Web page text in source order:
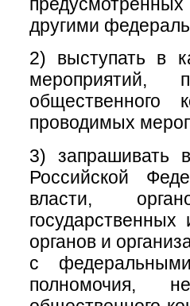
другими
2) выступать в
мероприятий,
общественного
проводимых
3) запрашивать
Российской
власти,
органов и
с
полномочия,